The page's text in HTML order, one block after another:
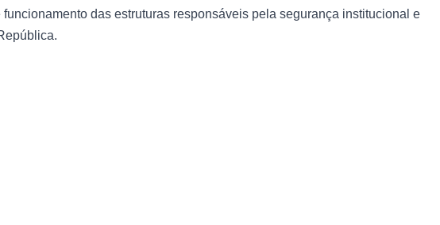
das estruturas responsáveis pela segurança institucional e